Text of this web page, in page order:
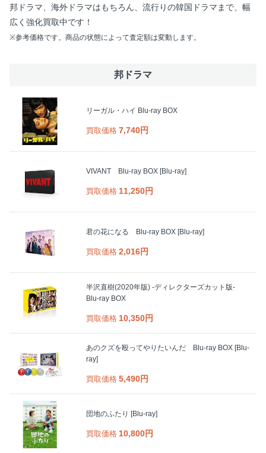
邦ドラマ、海外ドラマはもちろん、 流行りの韓国ドラマまで、幅
広く強化買取中です！
※参考価格です。商品の状態によって査定額は変動します。
邦ドラマ
リーガル・ハイ Blu-ray BOX
買取価格 7,740円
VIVANT Blu-ray BOX [Blu-ray]
買取価格 11,250円
君の花になる Blu-ray BOX [Blu-ray]
買取価格 2,016円
半沢直樹(2020年版) -ディレクターズカット版-
Blu-ray BOX
買取価格 10,350円
あのクズを殴ってやりたいんだ Blu-ray BOX [Blu-
ray]
買取価格 5,490円
団地のふたり [Blu-ray]
買取価格 10,800円